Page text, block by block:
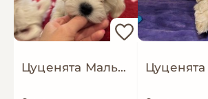
Цуценята Мальтіпу преміум класу